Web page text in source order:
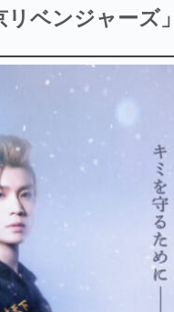
ンテンツ産業やカルチャーに与
バイルゲーム産業史
モバイルゲーム史における主要な
羅するほか、開発者へのインタビ
掲載。約20年の歴史が一望できる決
のいたり〜ゲームクリエイタ
ケ』『ペンと箸』等で知られる
よるゲーム業界レポートマンガで
ゲームは面白い？
発者・hamatsu氏がゲームの魅力
形から解き明かしていく、硬派で
が変えた日本語
」「裏技」「ラスボス」… ゲーム
や用法の変遷を、コンピューター
リベンジャーズ